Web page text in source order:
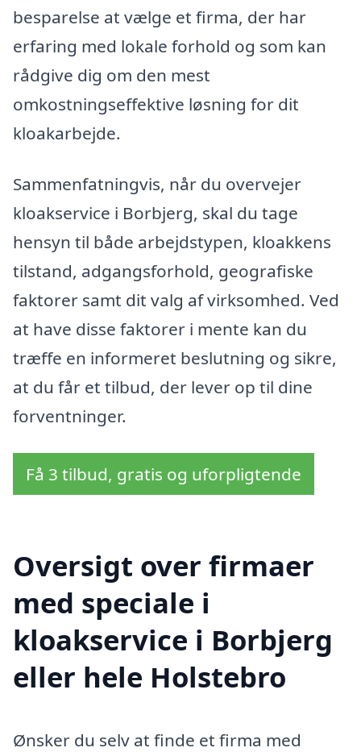
besparelse at vælge et firma, der har
erfaring med lokale forhold og som kan
rådgive dig om den mest
omkostningseffektive løsning for dit
kloakarbejde.
Sammenfatningvis, når du overvejer
kloakservice i Borbjerg, skal du tage
hensyn til både arbejdstypen, kloakkens
tilstand, adgangsforhold, geografiske
faktorer samt dit valg af virksomhed. Ved
at have disse faktorer i mente kan du
træffe en informeret beslutning og sikre,
at du får et tilbud, der lever op til dine
forventninger.
Få 3 tilbud, gratis og uforpligtende
Oversigt over firmaer
med speciale i
kloakservice i Borbjerg
eller hele Holstebro
Ønsker du selv at finde et firma med